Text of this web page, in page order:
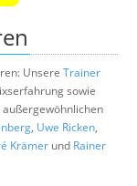
Unsere Trainer
sowie
außergewöhnlichen
, Uwe Ricken,
Krämer und Rainer